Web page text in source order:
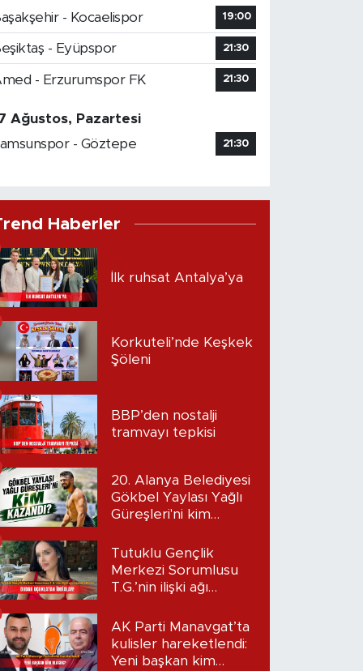
- Kocaelispor
19:00
- Eyüpspor 21:30
- Erzurumspor FK 21:30
Ağustos, Pazartesi
- Göztepe
21:30
Haberler
İlk ruhsat Antalya’ya
Korkuteli’nde Keşkek
Şöleni
BBP’den nostalji
tramvayı tepkisi
20. Alanya Belediyesi
Gökbel Yaylası Yağlı
Güreşleri'ni kim
Tutuklu Gençlik
Merkezi Sorumlusu
T.G.’nin ilişki ağı
Dudak uçuklatan
iddialar!
AK Parti Manavgat’ta
kulisler hareketlendi:
Yeni başkan kim